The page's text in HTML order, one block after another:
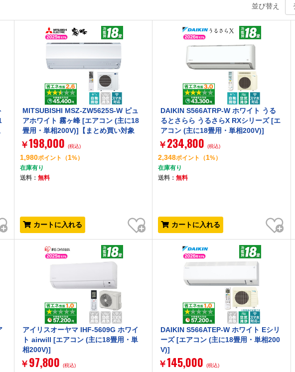
並び替え
り
MITSUBISHI MSZ-ZW5625S-W ピュ
アホワイト 霧ヶ峰 [エアコン (主に18
畳用・単相200V)]【まとめ買い対象
A】
￥198,000 (税込)
1,980ポイント （1%）
在庫有り
送料： 無料
カートに入れる
お気に入り
DAIKIN S566ATRP-W ホワイト うる
るとさらら うるさらX RXシリーズ [エ
アコン (主に18畳用・単相200V)]
￥ 234,800 (税込)
2,348ポイント （1%）
在庫有り
送料：無料
カートに入れる
お気に入り
アイリスオーヤマ IHF-5609G ホワイ
ト airwill [エアコン (主に18畳用・単
相200V)]
￥ 97,800 (税込)
DAIKIN S566ATEP-W ホワイト Eシリ
ーズ [エアコン (主に18畳用・単相200
V)]
￥145,000 (税込)